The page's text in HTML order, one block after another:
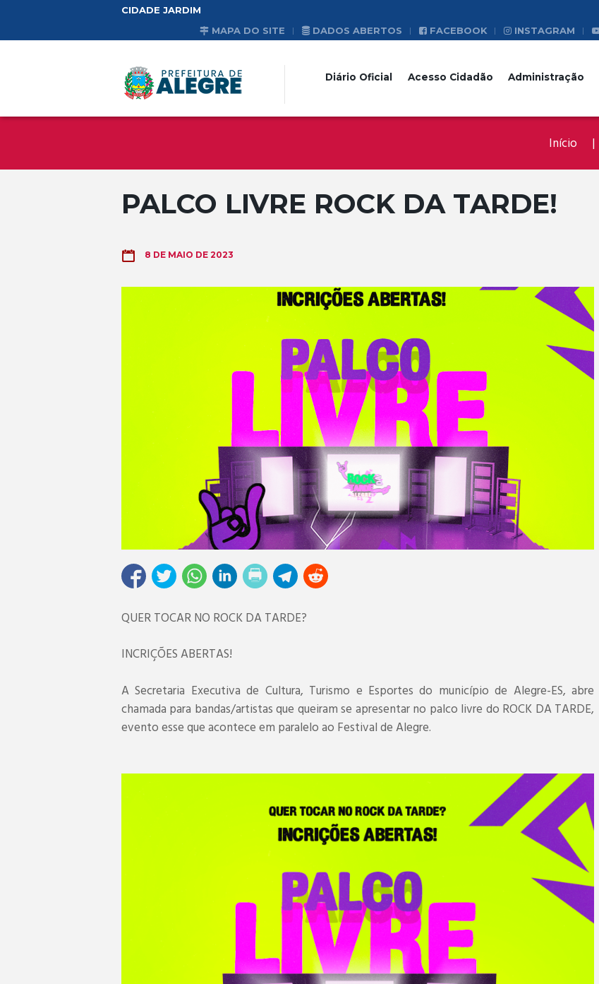
CIDADE JARDIM
MAPA DO SITE
DADOS ABERTOS FACEBOOK INSTAGRAM
Diário Oficial Acesso Cidadão Administração
Início
PALCO LIVRE ROCK DA TARDE!
8 DE MAIO DE 2023
QUER TOCAR NO ROCK DA TARDE?
INCRIÇÕES ABERTAS!
A Secretaria Executiva de Cultura, Turismo e Esportes do município de Alegre-ES, abre
chamada para bandas/artistas que queiram se apresentar no palco livre do ROCK DA TARDE,
evento esse que acontece em paralelo ao Festival de Alegre.